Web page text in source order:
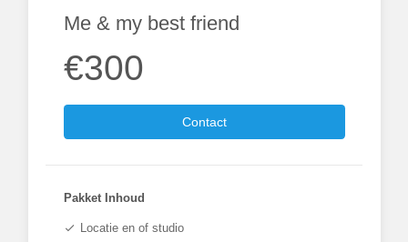
Me & my best friend
€300
Contact
Pakket Inhoud
check Locatie en of studio